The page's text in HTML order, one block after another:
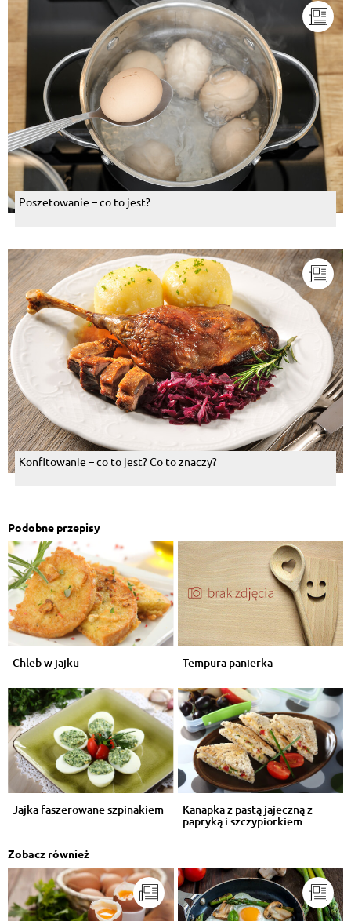
Poszetowanie – co to jest?
Konfitowanie – co to jest? Co to znaczy?
Podobne przepisy
Chleb w jajku Tempura panierka
Jajka faszerowane szpinakiem Kanapka z pastą jajeczną z
papryką i szczypiorkiem
Zobacz również